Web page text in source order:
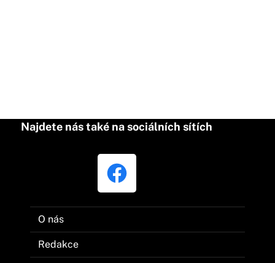
Najdete nás také na sociálních sítích
O nás
Redakce